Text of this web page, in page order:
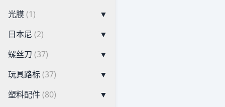
光膜(1)
▼
日本尼 (2)
▼
螺丝刀 (37)
▼
玩具路标(37)
▼
塑料配件(80)
▼